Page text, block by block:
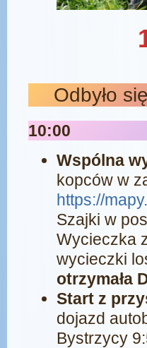
Odbyło
10:00
Wspólna
kopców w
https://
Szajki w
Wycieczka
wycieczki
otrzymała
Start z
dojazd
Bystrzycy